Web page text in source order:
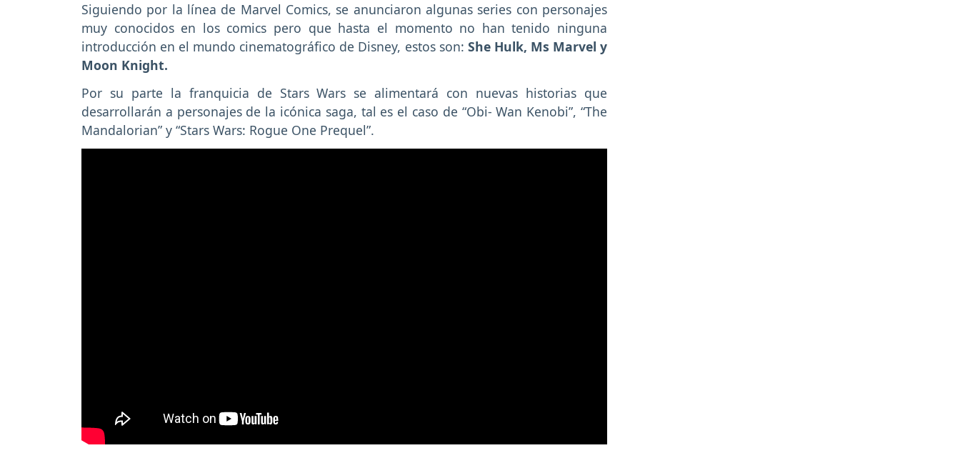
Siguiendo por la línea de Marvel Comics, se anunciaron algunas series con personajes
muy conocidos en los comics pero que hasta el momento no han tenido ninguna
introducción en el mundo cinematográfico de Disney, estos son: She Hulk, Ms Marvel y
Moon Knight.
Por su parte la franquicia de Stars Wars se alimentará con nuevas historias que
desarrollarán a personajes de la icónica saga, tal es el caso de “Obi- Wan Kenobi”, “The
Mandalorian” y “Stars Wars: Rogue One Prequel”.